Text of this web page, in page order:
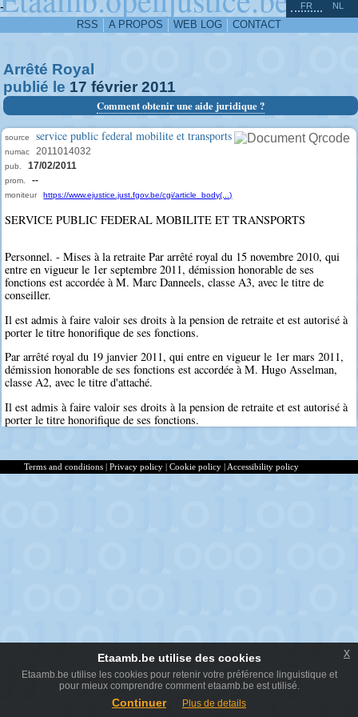
-
RSS A PROPOS WEB LOG CONTACT
FR NL
Arrêté Royal
publié le 17 février 2011
Comment obtenir une aide juridique ?
source service public federal mobilite et transports
numac 2011014032
pub. 17/02/2011
prom. --
moniteur https://www.ejustice.just.fgov.be/cgi/article_body(...)
SERVICE PUBLIC FEDERAL MOBILITE ET TRANSPORTS
Personnel. - Mises à la retraite Par arrêté royal du 15 novembre 2010, qui
entre en vigueur le 1er septembre 2011, démission honorable de ses
fonctions est accordée à M. Marc Danneels, classe A3, avec le titre de
conseiller.
Il est admis à faire valoir ses droits à la pension de retraite et est autorisé à
porter le titre honorifique de ses fonctions.
Par arrêté royal du 19 janvier 2011, qui entre en vigueur le 1er mars 2011,
démission honorable de ses fonctions est accordée à M. Hugo Asselman,
classe A2, avec le titre d'attaché.
Il est admis à faire valoir ses droits à la pension de retraite et est autorisé à
porter le titre honorifique de ses fonctions.
^
Terms and conditions | Privacy policy | Cookie policy | Accessibility policy
Etaamb.be utilise des cookies
Etaamb.be utilise les cookies pour retenir votre préférence linguistique et
pour mieux comprendre comment etaamb.be est utilisé.
Continuer Plus de details
x